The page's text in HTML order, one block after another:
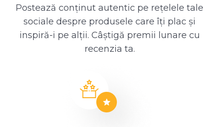
Postează conținut autentic pe rețelele tale
sociale despre produsele care îți plac și
inspiră-i pe alții. Câștigă premii lunare cu
recenzia ta.